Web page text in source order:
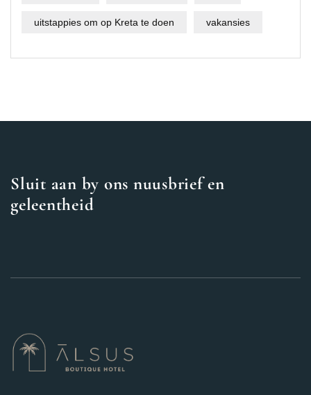
uitstappies om op Kreta te doen vakansies
Sluit aan by ons nuusbrief en
geleentheid